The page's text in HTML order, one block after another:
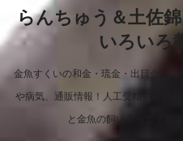
らんちゅう＆土佐
いろいろ
金魚すくいの和金・琉金・出目金から
や病気、通販情報！人工受精や産卵の
と金魚の飼い方って？育